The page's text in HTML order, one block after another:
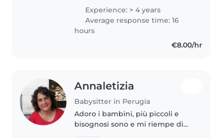
prescolare, scolari e bambini
piccoli. Adoro disegnare, leggere
e giocare con i bambini. Sono..
Experience: > 4 years
Average response time: 16
hours
€8.00/hr
Annaletizia
Babysitter in Perugia
Adoro i bambini, più piccoli e
bisognosi sono e mi riempe di